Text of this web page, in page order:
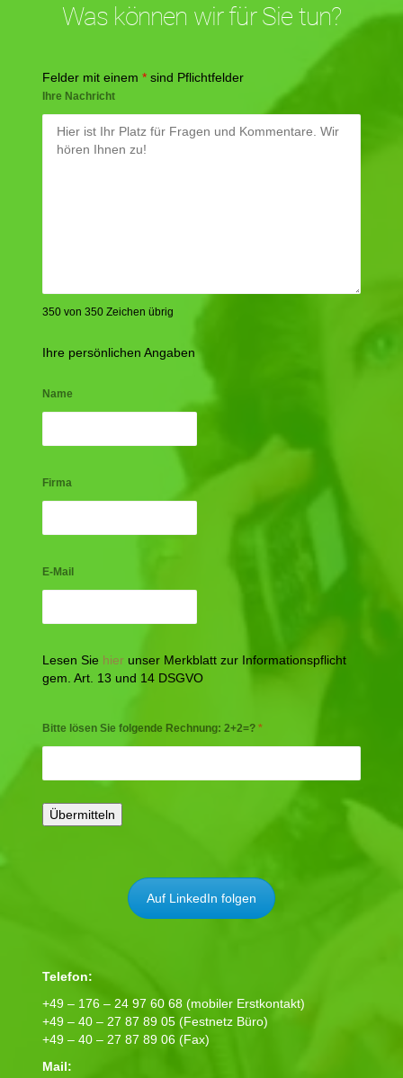
Was können wir für Sie tun?
Felder mit einem * sind Pflichtfelder
Ihre Nachricht
350 von 350 Zeichen übrig
Ihre persönlichen Angaben
Name
Firma
E-Mail
Lesen Sie hier unser Merkblatt zur Informationspflicht
gem. Art. 13 und 14 DSGVO
Bitte lösen Sie folgende Rechnung: 2+2=? *
Auf LinkedIn folgen
Telefon:
+49 – 176 – 24 97 60 68 (mobiler Erstkontakt)
+49 – 40 – 27 87 89 05 (Festnetz Büro)
+49 – 40 – 27 87 89 06 (Fax)
Mail: